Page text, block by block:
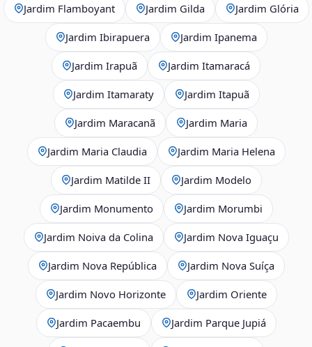
Jardim Flamboyant Jardim Gilda Jardim Glória
Jardim Ibirapuera Jardim Ipanema
Jardim Irapuã Jardim Itamaracá
Jardim Itamaraty Jardim Itapuã
Jardim Maracanã Jardim Maria
Jardim Maria Claudia Jardim Maria Helena
Jardim Matilde II Jardim Modelo
Jardim Monumento Jardim Morumbi
Jardim Noiva da Colina Jardim Nova Iguaçu
Jardim Nova República Jardim Nova Suíça
Jardim Novo Horizonte Jardim Oriente
Jardim Pacaembu Jardim Parque Jupiá